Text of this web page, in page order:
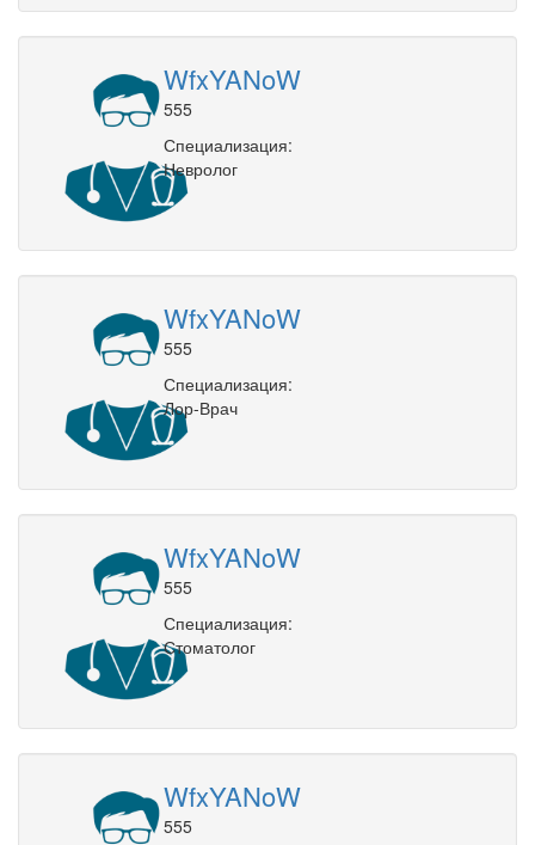
WfxYANoW
555
Специализация:
Невролог
WfxYANoW
555
Специализация:
Лор-Врач
WfxYANoW
555
Специализация:
Стоматолог
WfxYANoW
555